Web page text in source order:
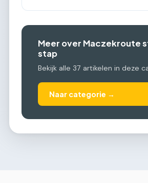
Meer over Maczekroute
stap
Bekijk alle 37 artikelen in deze
Naar categorie →